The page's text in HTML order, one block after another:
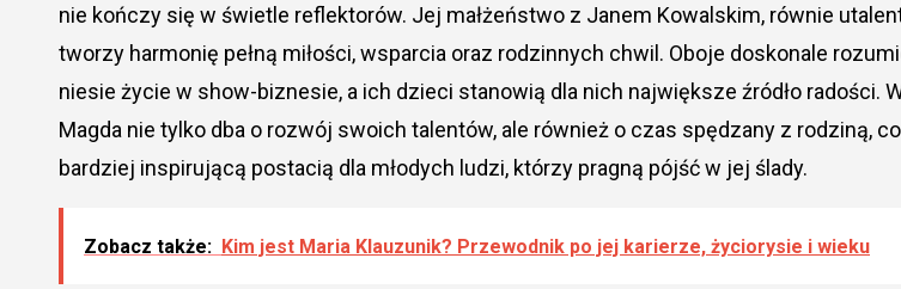
nie kończy się w świetle reflektorów. Jej małżeństwo z Janem Kowalskim, równie
tworzy harmonię pełną miłości, wsparcia oraz rodzinnych chwil. Oboje doskonale
niesie życie w show-biznesie, a ich dzieci stanowią dla nich największe źródło radości.
Magda nie tylko dba o rozwój swoich talentów, ale również o czas spędzany z rodziną,
bardziej inspirującą postacią dla młodych ludzi, którzy pragną pójść w jej ślady.
Zobacz także: Kim jest Maria Klauzunik? Przewodnik po jej karierze, życiorysie i wieku